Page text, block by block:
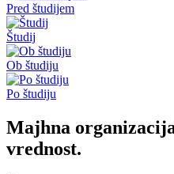
Pred študijem
Študij
Ob študiju
Po študiju
Majhna
vrednost.